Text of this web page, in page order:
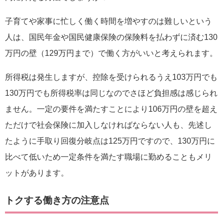
子育てや家事に忙しく働く時間を増やすのは難しいという
人は、国民年金や国民健康保険の保険料を払わずに済む130
万円の壁（129万円まで）で働く方がいいと考えられます。
所得税は発生しますが、控除を受けられるうえ103万円でも
130万円でも所得税率は同じなのでさほど負担感は感じられ
ません。一定の要件を満たすことにより106万円の壁を超え
ただけで社会保険に加入しなければならない人も、先述し
たように手取り回復分岐点は125万円ですので、130万円に
比べて低いため一定条件を満たす職場に勤めることもメリ
ットがあります。
トクする働き方の注意点